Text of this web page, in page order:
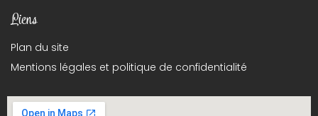
Liens
Plan du site
Mentions légales et politique de confidentialité